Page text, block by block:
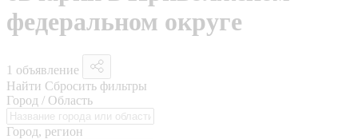
федеральном округе
1 объявление
Найти Сбросить фильтры
Город / Область
Город, регион